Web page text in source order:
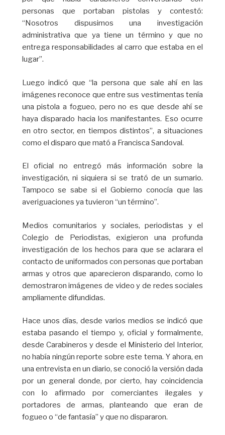
personas que portaban pistolas y contestó:
“Nosotros dispusimos una investigación
administrativa que ya tiene un término y que no
entrega responsabilidades al carro que estaba en el
lugar”.
Luego indicó que “la persona que sale ahí en las
imágenes reconoce que entre sus vestimentas tenía
una pistola a fogueo, pero no es que desde ahí se
haya disparado hacia los manifestantes. Eso ocurre
en otro sector, en tiempos distintos”, a situaciones
como el disparo que mató a Francisca Sandoval.
El oficial no entregó más información sobre la
investigación, ni siquiera si se trató de un sumario.
Tampoco se sabe si el Gobierno conocía que las
averiguaciones ya tuvieron “un término”.
Medios comunitarios y sociales, periodistas y el
Colegio de Periodistas, exigieron una profunda
investigación de los hechos para que se aclarara el
contacto de uniformados con personas que portaban
armas y otros que aparecieron disparando, como lo
demostraron imágenes de video y de redes sociales
ampliamente difundidas.
Hace unos días, desde varios medios se indicó que
estaba pasando el tiempo y, oficial y formalmente,
desde Carabineros y desde el Ministerio del Interior,
no había ningún reporte sobre este tema. Y ahora, en
una entrevista en un diario, se conoció la versión dada
por un general donde, por cierto, hay coincidencia
con lo afirmado por comerciantes ilegales y
portadores de armas, planteando que eran de
fogueo o “de fantasía” y que no dispararon.